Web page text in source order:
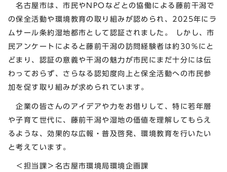
名古屋市は、市民やNPOなどとの協働による藤前干潟で
の保全活動や環境教育の取り組みが認められ、2025年にラ
ムサール条約湿地都市として認証されました。 しかし、市
民アンケートによると藤前干潟の訪問経験者は約30％にと
どまり、認証の意義や干潟の魅力が市民にまだ十分には伝
わっておらず、さらなる認知度向上と保全活動への市民参
加を促す取り組みが求められています。
企業の皆さんのアイデアや力をお借りして、特に若年層
や子育て世代に、藤前干潟や湿地の価値を理解してもらえ
るような、効果的な広報・普及啓発、環境教育を行いたい
と考えています。
＜担当課＞名古屋市環境局環境企画課